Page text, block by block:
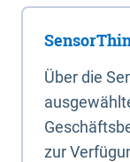
Über die
zur